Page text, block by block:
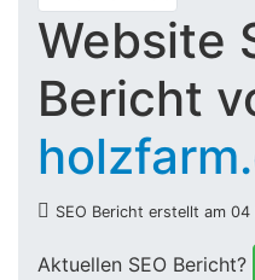
Website
Bericht
SEO Bericht erstellt am
Aktuellen SEO Bericht?